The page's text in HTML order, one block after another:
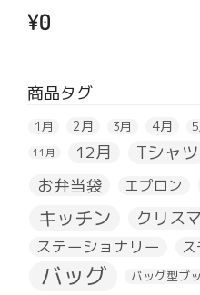
¥0
商品タグ
1月 2月 3月 4月
11月 12月 Tシャツ
お弁当袋 エプロン
キッチン クリス
ステーショナリー ス
バッグ バッグ型ブ